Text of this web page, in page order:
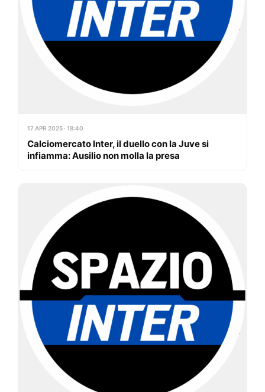
17 APR 2025 · 18:40
Calciomercato Inter, il duello con la Juve si
infiamma: Ausilio non molla la presa